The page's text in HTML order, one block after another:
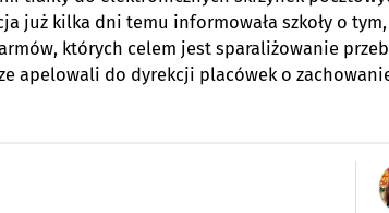
już kilka dni temu informowała szkoły o
których celem jest sparaliżowanie
apelowali do dyrekcji placówek o